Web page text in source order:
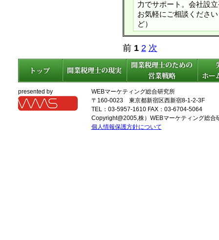
力でサポート。会社設
お気軽にご相談くださ
ど）
前 1 2 次
presented by
WEBマーケティング総合研究所
〒160-0023 東京都新宿区西新宿8-1-2-3F
TEL：03-5957-1610 FAX：03-6704-5064
Copyright@2005,株）WEBマーケティング総合
個人情報保護方針について